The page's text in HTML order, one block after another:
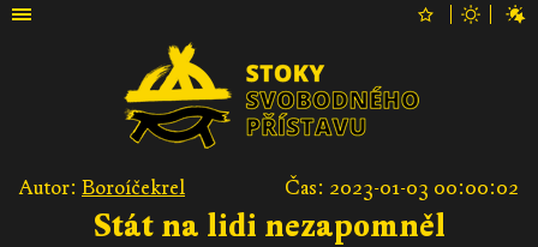
Autor: Boroíčekrel Čas: 2023-01-03 00:00:02
Stát na lidi nezapomněl